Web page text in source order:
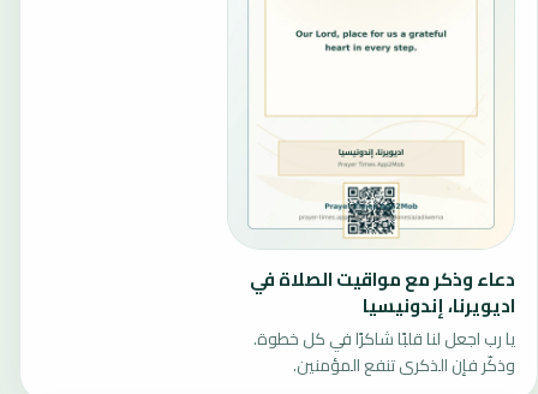
دعاء وذكر مع مواقيت الصلاة في
اديويرنا، إندونيسيا
يا رب اجعل لنا قلبًا شاكرًا في كل خطوة.
وذكّر فإن الذكرى تنفع المؤمنين.